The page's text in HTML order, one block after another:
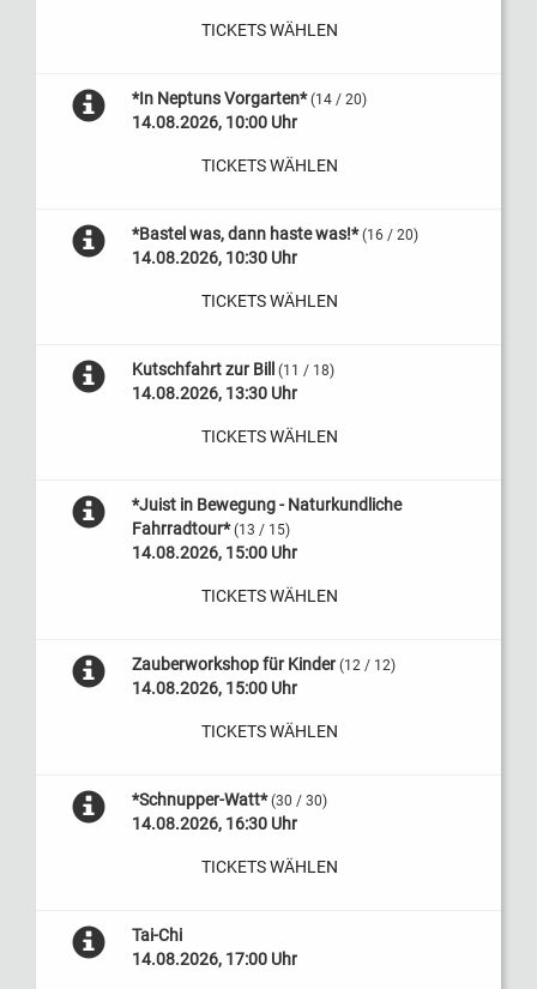
TICKETS WÄHLEN
*In Neptuns Vorgarten* (14 / 20)
14.08.2026, 10:00 Uhr
TICKETS WÄHLEN
*Bastel was, dann haste was!* (16 / 20)
14.08.2026, 10:30 Uhr
TICKETS WÄHLEN
Kutschfahrt zur Bill (11 / 18)
14.08.2026, 13:30 Uhr
TICKETS WÄHLEN
*Juist in Bewegung - Naturkundliche
Fahrradtour* (13 / 15)
14.08.2026, 15:00 Uhr
TICKETS WÄHLEN
Zauberworkshop für Kinder (12 / 12)
14.08.2026, 15:00 Uhr
TICKETS WÄHLEN
*Schnupper-Watt* (30 / 30)
14.08.2026, 16:30 Uhr
TICKETS WÄHLEN
Tai-Chi
14.08.2026, 17:00 Uhr